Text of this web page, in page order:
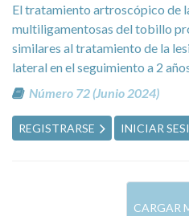
El tratamiento artroscópico de
multiligamentosas del tobillo
similares al tratamiento de la
lateral en el seguimiento a 2
Número 72 (Junio 2024)
REGISTRARSE INICIAR
CARGAR